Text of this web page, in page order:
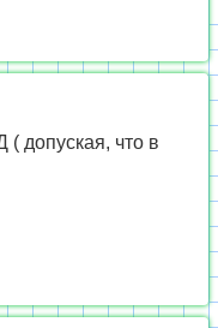
допуская, что в